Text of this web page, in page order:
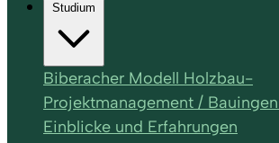
Studium
Biberacher Modell Holzbau-
Projektmanagement /
Einblicke und Erfahrungen